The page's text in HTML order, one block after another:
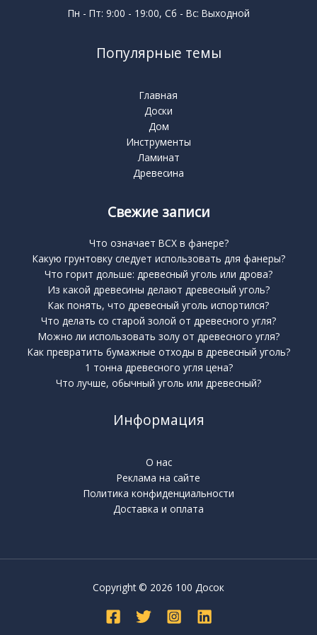
Пн - Пт: 9:00 - 19:00, Сб - Вс: Выходной
Популярные темы
Главная
Доски
Дом
Инструменты
Ламинат
Древесина
Свежие записи
Что означает BCX в фанере?
Какую грунтовку следует использовать для фанеры?
Что горит дольше: древесный уголь или дрова?
Из какой древесины делают древесный уголь?
Как понять, что древесный уголь испортился?
Что делать со старой золой от древесного угля?
Можно ли использовать золу от древесного угля?
Как превратить бумажные отходы в древесный уголь?
1 тонна древесного угля цена?
Что лучше, обычный уголь или древесный?
Информация
О нас
Реклама на сайте
Политика конфиденциальности
Доставка и оплата
Copyright © 2026 100 Досок